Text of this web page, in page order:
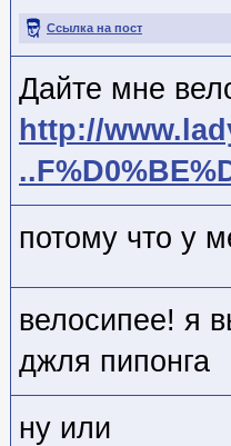
Ссылка на пост
Дайте мне
http://
потому что у
велосипее! я
джля пипонга
ну или